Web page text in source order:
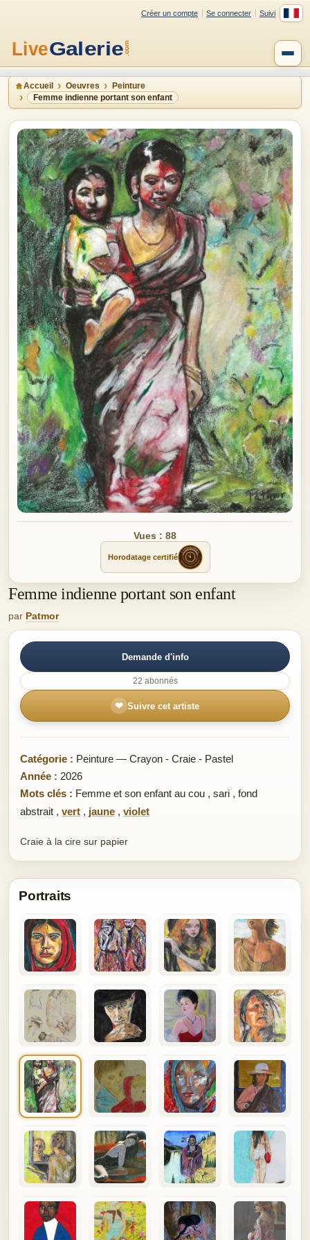
Créer un compte Se connecter Suivi
Accueil Oeuvres
Peinture
Femme indienne portant son enfant
Vues : 88
Horodatage certifié
Femme indienne portant son enfant
par Patmor
Demande d'info
22 abonnés
❤ Suivre cet artiste
Catégorie : Peinture — Crayon - Craie - Pastel
Année : 2026
Mots clés : Femme et son enfant au cou , sari , fond
abstrait , vert , jaune , violet
Craie à la cire sur papier
Portraits